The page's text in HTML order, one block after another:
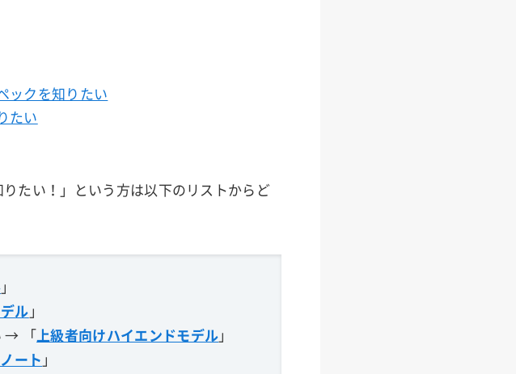
ックを知りたい
たい
たい！」という方は以下のリストからど
」
ル 」
→ 「
上級者向けハイエンドモデル 」
ート 」